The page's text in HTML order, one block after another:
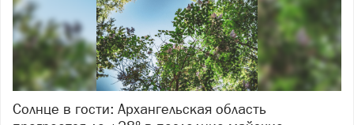
Солнце в гости: Архангельская область